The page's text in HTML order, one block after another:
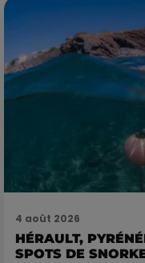
4 août 2026
HÉRAULT,
SPOTS DE